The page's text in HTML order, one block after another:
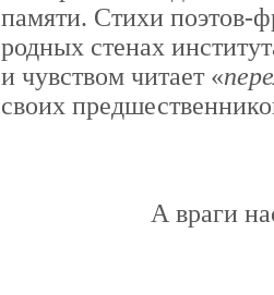
памяти. Стихи поэтов-
родных стенах
и чувством читает «
своих
А враги